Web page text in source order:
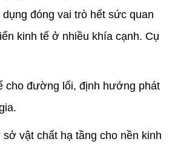
đóng vai trò hết sức quan
kinh tế ở nhiều khía cạnh. Cụ
cho đường lối, định hướng phát
vật chất hạ tầng cho nền kinh